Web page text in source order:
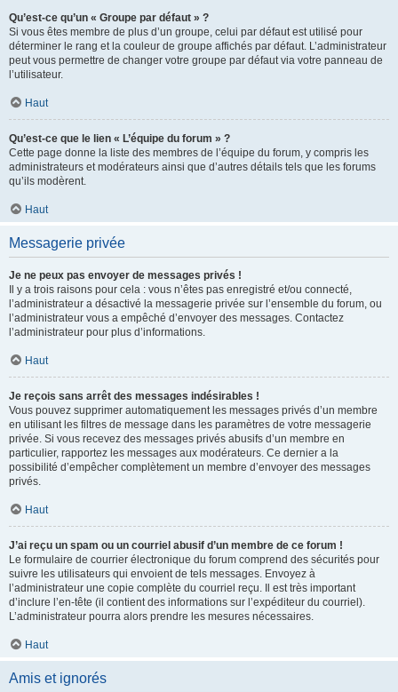
Qu’est-ce qu’un « Groupe par défaut » ?
Si vous êtes membre de plus d’un groupe, celui par défaut est utilisé pour
déterminer le rang et la couleur de groupe affichés par défaut. L’administrateur
peut vous permettre de changer votre groupe par défaut via votre panneau de
l’utilisateur.
Haut
Qu’est-ce que le lien « L’équipe du forum » ?
Cette page donne la liste des membres de l’équipe du forum, y compris les
administrateurs et modérateurs ainsi que d’autres détails tels que les forums
qu’ils modèrent.
Haut
Messagerie privée
Je ne peux pas envoyer de messages privés !
Il y a trois raisons pour cela : vous n’êtes pas enregistré et/ou connecté,
l’administrateur a désactivé la messagerie privée sur l’ensemble du forum, ou
l’administrateur vous a empêché d’envoyer des messages. Contactez
l’administrateur pour plus d’informations.
Haut
Je reçois sans arrêt des messages indésirables !
Vous pouvez supprimer automatiquement les messages privés d’un membre
en utilisant les filtres de message dans les paramètres de votre messagerie
privée. Si vous recevez des messages privés abusifs d’un membre en
particulier, rapportez les messages aux modérateurs. Ce dernier a la
possibilité d’empêcher complètement un membre d’envoyer des messages
privés.
Haut
J’ai reçu un spam ou un courriel abusif d’un membre de ce forum !
Le formulaire de courrier électronique du forum comprend des sécurités pour
suivre les utilisateurs qui envoient de tels messages. Envoyez à
l’administrateur une copie complète du courriel reçu. Il est très important
d’inclure l’en-tête (il contient des informations sur l’expéditeur du courriel).
L’administrateur pourra alors prendre les mesures nécessaires.
Haut
Amis et ignorés